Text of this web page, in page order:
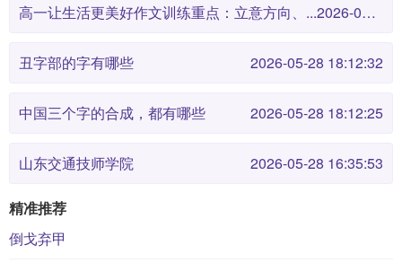
高一让生活更美好作文训练重点：立意方向、... 2026-05-28 18:12:38
丑字部的字有哪些 2026-05-28 18:12:32
中国三个字的合成，都有哪些 2026-05-28 18:12:25
山东交通技师学院 2026-05-28 16:35:53
精准推荐
倒戈弃甲